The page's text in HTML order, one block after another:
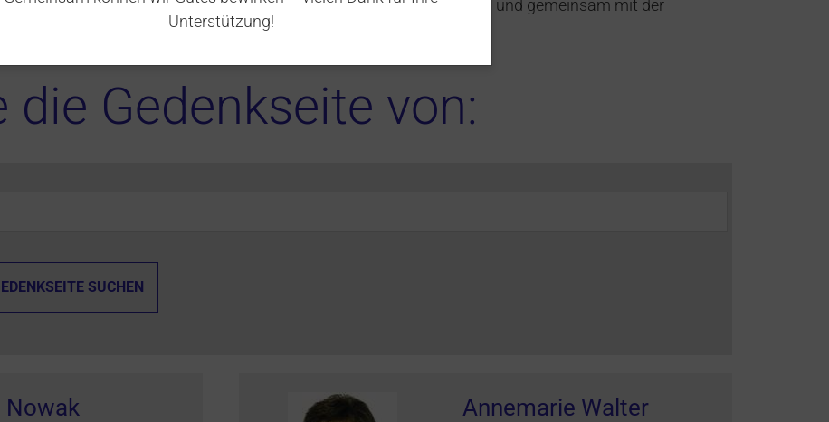
geliebten Menschen erinnern, den Hinterbliebenen Trost spenden und gemeinsam mit der
die Gedenkseite von:
Nowak Annemarie Walter
Unterstützung!